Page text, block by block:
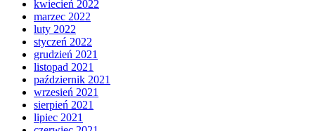
kwiecień 2022
marzec 2022
luty 2022
styczeń 2022
grudzień 2021
listopad 2021
październik 2021
wrzesień 2021
sierpień 2021
lipiec 2021